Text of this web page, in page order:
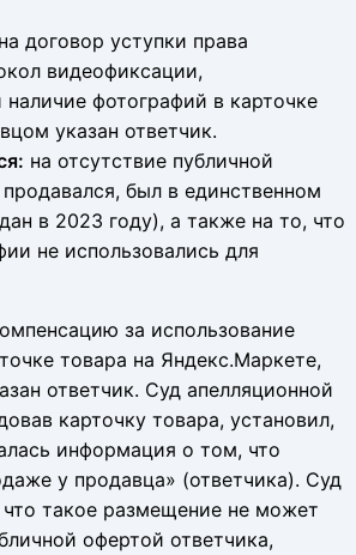
на договор уступки права
видеофиксации,
фотографий в карточке
указан ответчик.
на отсутствие публичной
был в единственном
в 2023 году), а также на то, что
не использовались для
за использование
товара на Яндекс.Маркете,
ответчик. Суд апелляционной
карточку товара, установил,
информация о том, что
у продавца» (ответчика). Суд
такое размещение не может
офертой ответчика,